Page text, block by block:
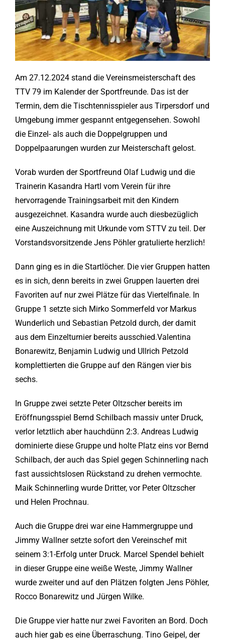
Am 27.12.2024 stand die Vereinsmeisterschaft des
TTV 79 im Kalender der Sportfreunde. Das ist der
Termin, dem die Tischtennisspieler aus Tirpersdorf und
Umgebung immer gespannt entgegensehen. Sowohl
die Einzel- als auch die Doppelgruppen und
Doppelpaarungen wurden zur Meisterschaft gelost.
Vorab wurden der Sportfreund Olaf Ludwig und die
Trainerin Kasandra Hartl vom Verein für ihre
hervorragende Trainingsarbeit mit den Kindern
ausgezeichnet. Kasandra wurde auch diesbezüglich
eine Auszeichnung mit Urkunde vom STTV zu teil. Der
Vorstandsvorsitzende Jens Pöhler gratulierte herzlich!
Dann ging es in die Startlöcher. Die vier Gruppen hatten
es in sich, denn bereits in zwei Gruppen lauerten drei
Favoriten auf nur zwei Plätze für das Viertelfinale. In
Gruppe 1 setzte sich Mirko Sommerfeld vor Markus
Wunderlich und Sebastian Petzold durch, der damit
aus dem Einzelturnier bereits ausschied.Valentina
Bonarewitz, Benjamin Ludwig und Ullrich Petzold
komplettierten die Gruppe auf den Rängen vier bis
sechs.
In Gruppe zwei setzte Peter Oltzscher bereits im
Eröffnungsspiel Bernd Schilbach massiv unter Druck,
verlor letztlich aber hauchdünn 2:3. Andreas Ludwig
dominierte diese Gruppe und holte Platz eins vor Bernd
Schilbach, der auch das Spiel gegen Schinnerling nach
fast aussichtslosen Rückstand zu drehen vermochte.
Maik Schinnerling wurde Dritter, vor Peter Oltzscher
und Helen Prochnau.
Auch die Gruppe drei war eine Hammergruppe und
Jimmy Wallner setzte sofort den Vereinschef mit
seinem 3:1-Erfolg unter Druck. Marcel Spendel behielt
in dieser Gruppe eine weiße Weste, Jimmy Wallner
wurde zweiter und auf den Plätzen folgten Jens Pöhler,
Rocco Bonarewitz und Jürgen Wilke.
Die Gruppe vier hatte nur zwei Favoriten an Bord. Doch
auch hier gab es eine Überraschung. Tino Geipel, der